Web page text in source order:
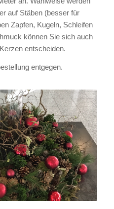
auf Stäben (besser für
Zapfen, Kugeln, Schleifen
können Sie sich auch
entscheiden.
entgegen.